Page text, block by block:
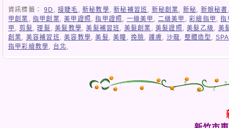
資訊標籤： 9D ,接睫毛 ,新秘教學,新秘補習班 , 新秘創業, 新秘, 新娘秘書
甲創業 ,指甲創業,美甲證照 ,指甲證照 , 一級美甲 , 二級美甲 ,彩繪指甲 ,指
甲 , 剪髮,理髮,美髮教學,美髮補習班 , 美髮創業 ,美髮證照 ,美髮乙級 , 美
創業, 美容補習班 ,美容教學,美髮,美瞳 ,挽臉, 護膚 , 沙龍, 整體造型 , SPA
指甲彩繪教學, 台北,